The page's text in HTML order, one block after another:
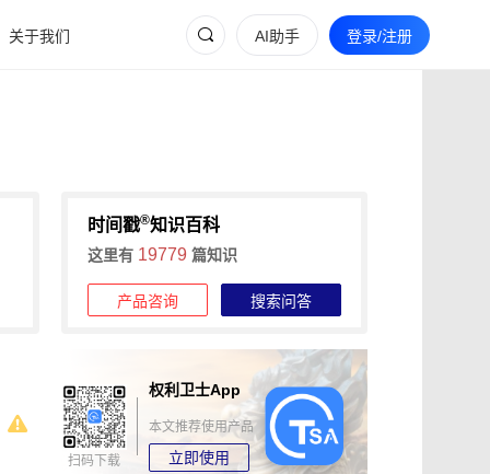
关于我们 AI助手 登录/注册
时间戳®知识百科
这里有 19779 篇知识
产品咨询 搜索问答
扫码下载
权利卫士App
本文推荐使用产品
立即使用